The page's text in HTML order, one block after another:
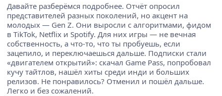
Давайте разберёмся подробнее. Отчёт опросил
представителей разных поколений, но акцент на
молодых — Gen Z. Они выросли с алгоритмами, фидом
в TikTok, Netflix и Spotify. Для них игры — не вечная
собственность, а что-то, что ты пробуешь, если
зацепило, и переключаешься дальше. Подписки стали
«двигателем открытий»: скачал Game Pass, попробовал
кучу тайтлов, нашёл хиты среди инди и больших
релизов. Не понравилось? Отменил и пошёл дальше.
Легко и без сожалений.